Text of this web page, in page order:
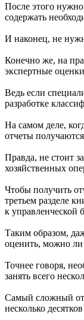
После этого нужно
содержать
И наконец, не
Конечно же, на
экспертные
Ведь если
разработке
На самом деле,
отчеты
Правда, не стоит
хозяйственных
Чтобы получить
третьем разделе
к управленческой
Таким образом,
оценить, можно ли
Точнее говоря,
занять всего
Самый сложный
несколько